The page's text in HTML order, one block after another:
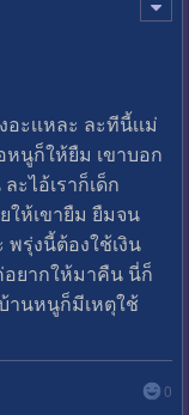
เเหละ ละทีนี้เเม่
นูก็ให้ยืม เขาบอก
ะไอ้เราก็เด็ก
ให้เขายืม ยืมจน
พรุ่งนี้ต้องใช้เงิน
อยากให้มาคืน นี่ก็
านหนูก็มีเหตุใช้
0